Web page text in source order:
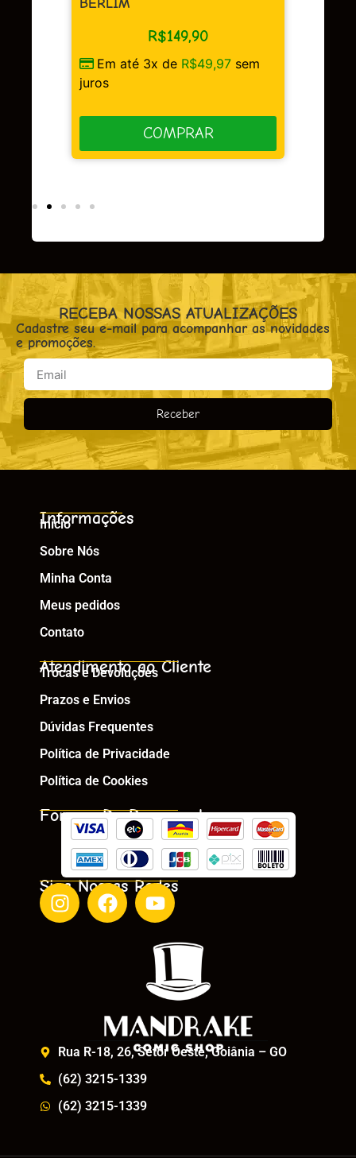
BERLIM
R$149,90
Em até 3x de R$49,97 sem
juros
COMPRAR
RECEBA NOSSAS ATUALIZAÇÕES
Cadastre seu e-mail para acompanhar as novidades
e promoções.
Receber
Informações
Início
Sobre Nós
Minha Conta
Meus pedidos
Contato
Atendimento ao Cliente
Trocas e Devoluções
Prazos e Envios
Dúvidas Frequentes
Política de Privacidade
Política de Cookies
Formas De Pagamento
Siga Nossas Redes
Rua R-18, 26, Setor Oeste, Goiânia – GO
(62) 3215-1339
(62) 3215-1339